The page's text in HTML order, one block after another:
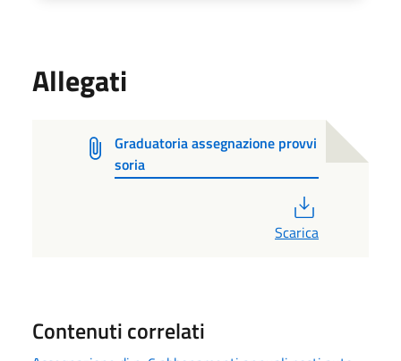
Allegati
Graduatoria assegnazione provvi
soria
Scarica
Contenuti correlati